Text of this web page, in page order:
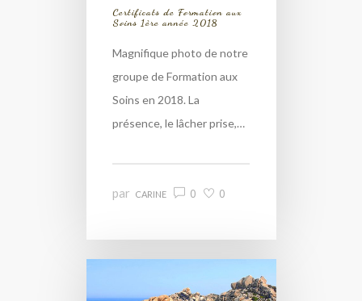
Certificats de Formation aux
Soins 1ère année 2018
Magnifique photo de notre
groupe de Formation aux
Soins en 2018. La
présence, le lâcher prise,…
par CARINE 0 0